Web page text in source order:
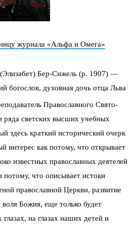
журнала «Альфа и Омега»
(Элизабет) Бер-Сижель (р. 1907) —
богослов, духовная дочь отца Льва
Православного Свято-
ряда светских высших учебных
здесь краткий исторический очерк
интерес как потому, что открывает
известных православных деятелей
потому, что описывает истоки
православной Церкви, развитие
воля Божия, еще только будет
на глазах наших детей и